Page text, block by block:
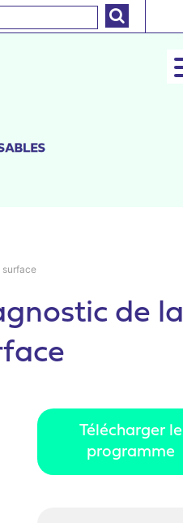
surface
de la
Télécharger le
programme